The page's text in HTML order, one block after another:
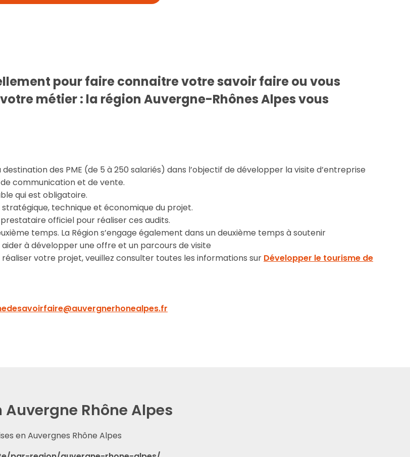
pour faire connaitre votre savoir faire ou vous
métier : la région Auvergne-Rhônes Alpes vous
des PME (de 5 à 250 salariés) dans l’objectif de développer la visite d’entreprise
communication et de vente.
qui est obligatoire.
technique et économique du projet.
officiel pour réaliser ces audits.
temps. La Région s’engage également dans un deuxième temps à soutenir
à développer une offre et un parcours de visite
votre projet, veuillez consulter toutes les informations sur Développer le tourisme de
Rhône Alpes
en Auvergnes Rhône Alpes